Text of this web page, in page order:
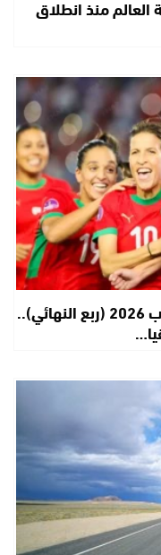
مغاربة العالم منذ انطلاق
كأس أمم إفريقيا للسيدات – المغرب 2026 (ربع النهائي)..